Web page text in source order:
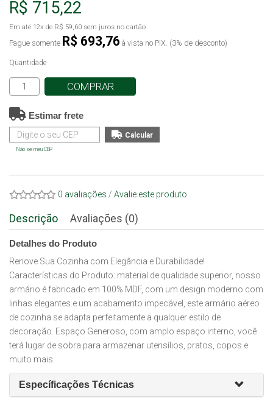
R$ 715,22
Em até 12x de R$ 59,60 sem juros no cartão
Pague somente R$ 693,76 à vista no PIX. (3% de desconto)
Quantidade
COMPRAR
Estimar frete
Não sei meu CEP
0 avaliações / Avalie este produto
Descrição Avaliações (0)
Detalhes do Produto
Renove Sua Cozinha com Elegância e Durabilidade!
Características do Produto: material de qualidade superior, nosso
armário é fabricado em 100% MDF, com um design moderno com
linhas elegantes e um acabamento impecável, este armário aéreo
de cozinha se adapta perfeitamente a qualquer estilo de
decoração. Espaço Generoso, com amplo espaço interno, você
terá lugar de sobra para armazenar utensílios, pratos, copos e
muito mais.
Específicações Técnicas